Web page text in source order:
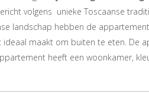
volgens unieke Toscaanse
landschap hebben de
ideaal maakt om buiten te eten. De
heeft een woonkamer,
telefoon,